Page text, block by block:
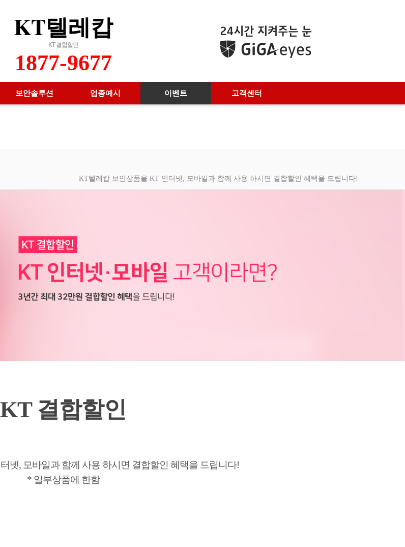
KT텔레캅
KT 결합할인
1877-9677
보안솔루션 업종예시 이벤트 고객센터
KT텔레캅 보안상품을 KT 인터넷, 모바일과 함께 사용 하시면 결합할인 혜택을 드립니다!
KT 결합할인
넷, 모바일과 함께 사용 하시면 결합할인 혜택을 드립니다!
* 일부상품에 한함